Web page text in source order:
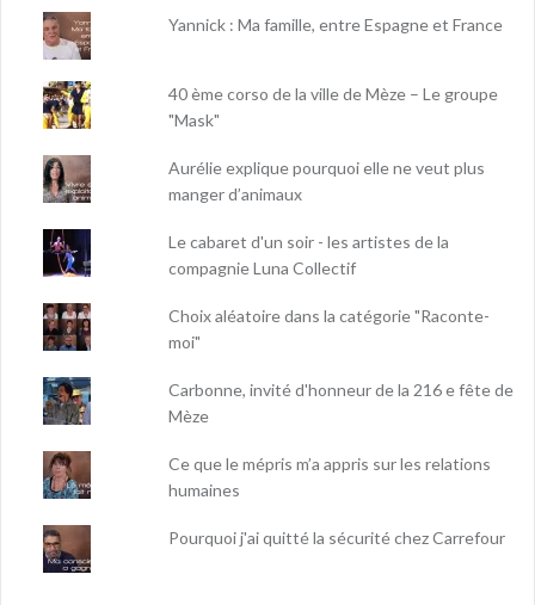
Yannick : Ma famille, entre Espagne et France
40 ème corso de la ville de Mèze – Le groupe
"Mask"
Aurélie explique pourquoi elle ne veut plus
manger d’animaux
Le cabaret d'un soir - les artistes de la
compagnie Luna Collectif
Choix aléatoire dans la catégorie "Raconte-
moi"
Carbonne, invité d'honneur de la 216 e fête de
Mèze
Ce que le mépris m’a appris sur les relations
humaines
Pourquoi j'ai quitté la sécurité chez Carrefour